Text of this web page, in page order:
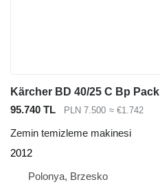
Kärcher BD 40/25 C Bp Pack
95.740 TL
PLN 7.500 ≈ €1.742
Zemin temizleme makinesi
2012
Polonya, Brzesko